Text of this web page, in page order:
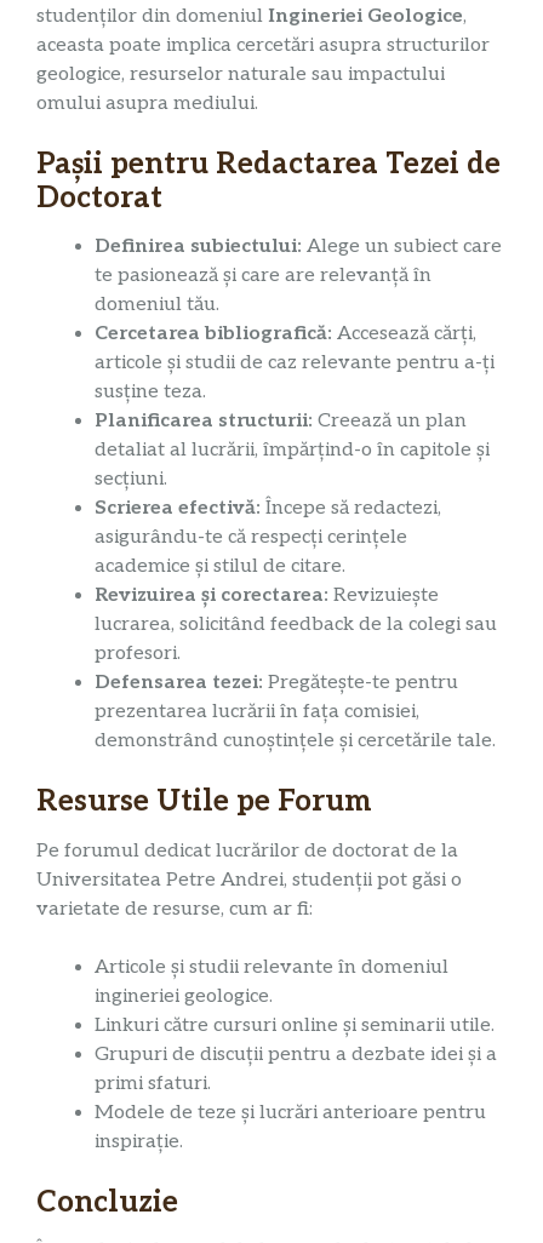
studenților din domeniul Ingineriei Geologice,
aceasta poate implica cercetări asupra structurilor
geologice, resurselor naturale sau impactului
omului asupra mediului.
Pașii pentru Redactarea Tezei de
Doctorat
Definirea subiectului: Alege un subiect care
te pasionează și care are relevanță în
domeniul tău.
Cercetarea bibliografică: Accesează cărți,
articole și studii de caz relevante pentru a-ți
susține teza.
Planificarea structurii: Creează un plan
detaliat al lucrării, împărțind-o în capitole și
secțiuni.
Scrierea efectivă: Începe să redactezi,
asigurându-te că respecți cerințele
academice și stilul de citare.
Revizuirea și corectarea: Revizuiește
lucrarea, solicitând feedback de la colegi sau
profesori.
Defensarea tezei: Pregătește-te pentru
prezentarea lucrării în fața comisiei,
demonstrând cunoștințele și cercetările tale.
Resurse Utile pe Forum
Pe forumul dedicat lucrărilor de doctorat de la
Universitatea Petre Andrei, studenții pot găsi o
varietate de resurse, cum ar fi:
Articole și studii relevante în domeniul
ingineriei geologice.
Linkuri către cursuri online și seminarii utile.
Grupuri de discuții pentru a dezbate idei și a
primi sfaturi.
Modele de teze și lucrări anterioare pentru
inspirație.
Concluzie